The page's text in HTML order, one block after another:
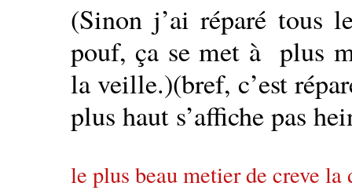
(Sinon j’ai réparé tous
pouf, ça se met à plus
la veille.)(bref, c’est
plus haut s’affiche pas
le plus beau metier de creve la